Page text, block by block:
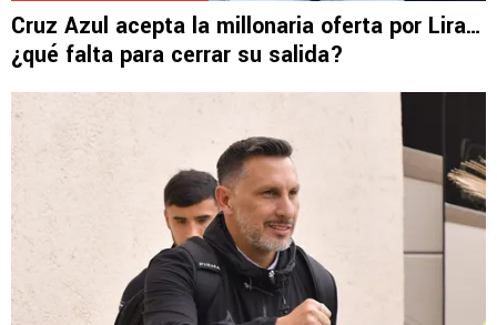
Cruz Azul acepta la millonaria oferta por Lira…
¿qué falta para cerrar su salida?